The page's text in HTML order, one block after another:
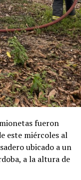
Hasta el
la situación
dentro de la
de
contexto de
servidores
ilícitas en la
fallos
la
por delitos
el
fueron
este miércoles al
ubicado a un
a la altura de